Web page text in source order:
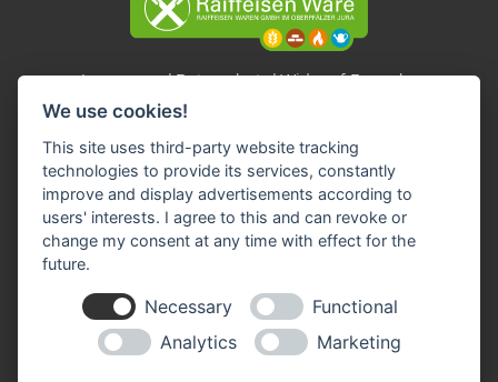
Impressum Datenschutz Widerruf-Formular
Cookie-Einstellungen ändern
Raiffeisen Waren GmbH im Oberpfälzer Jura
Auf der Höh 1
93176 Beratzhausen
E-Mail:info(at)rb-lagerhaus.de
We use cookies!
This site uses third-party website tracking
technologies to provide its services, constantly
improve and display advertisements according to
users' interests. I agree to this and can revoke or
change my consent at any time with effect for the
future.
Necessary
Functional
Analytics
Marketing